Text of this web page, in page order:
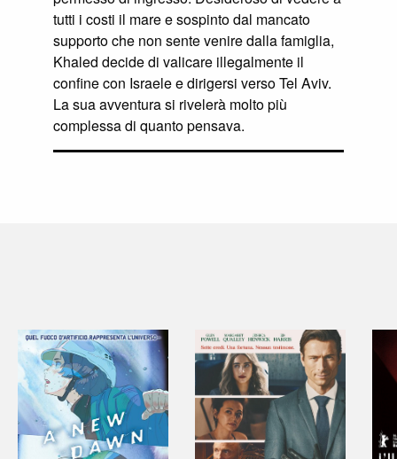
tutti i costi il mare e sospinto dal mancato
supporto che non sente venire dalla famiglia,
Khaled decide di valicare illegalmente il
confine con Israele e dirigersi verso Tel Aviv.
La sua avventura si rivelerà molto più
complessa di quanto pensava.